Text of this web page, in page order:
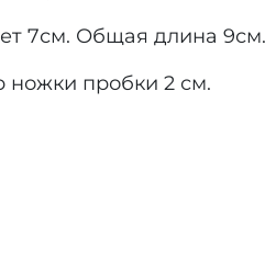
7см. Общая длина 9см.
ножки пробки 2 см.